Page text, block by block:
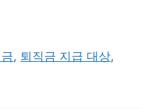
, 퇴직금 지급 대상,